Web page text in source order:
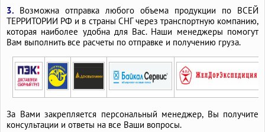
3. Возможна отправка любого объема продукции по ВСЕЙ
ТЕРРИТОРИИ РФ и в страны СНГ через транспортную компанию,
которая наиболее удобна для Вас. Наши менеджеры помогут
Вам выполнить все расчеты по отправке и получению груза.
За Вами закрепляется персональный менеджер, Вы получите
консультации и ответы на все Ваши вопросы.